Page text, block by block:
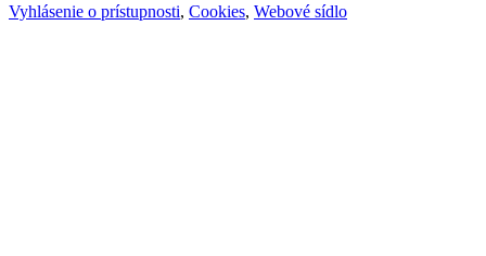
Vyhlásenie o prístupnosti, Cookies, Webové sídlo